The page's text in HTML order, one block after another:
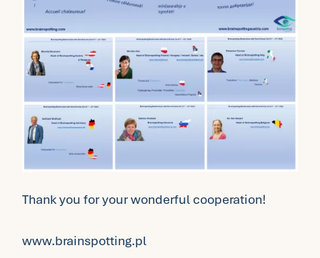
Thank you for your wonderful cooperation!
www.brainspotting.pl